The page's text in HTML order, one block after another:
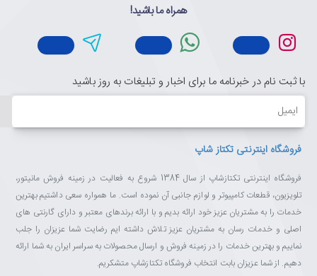
همراه ما باشید!
با ثبت نام در خبرنامه ما برای اخبار و تبلیغات به روز باشید
ایمیل
فروشگاه اینترنتی تکتاز شاپ
فروشگاه اینترنتی تکتازشاپ از سال 1384 شروع به فعالیت در زمینه فروش مانیتور،
تلویزیون، قطعات کامپیوتر و لوازم جانبی آن نموده است. ما همواره سعی داشتیم بهترین
خدمات را به مشتریان عزیز خود ارائه بدیم و با ارائه برندهای معتبر و دارای گارنتی های
اصلی و خدمات رسان به مشتریان عزیز تلاش داشته ایم رضایت شما عزیزان را جلب
نماییم و بهترین خدمات را در زمینه فروش و ارسال محصولات به سراسر ایران به شما ارائه
دهیم. از شما عزیزان بابت انتخاب فروشگاه تکتازشاپ متشکریم.